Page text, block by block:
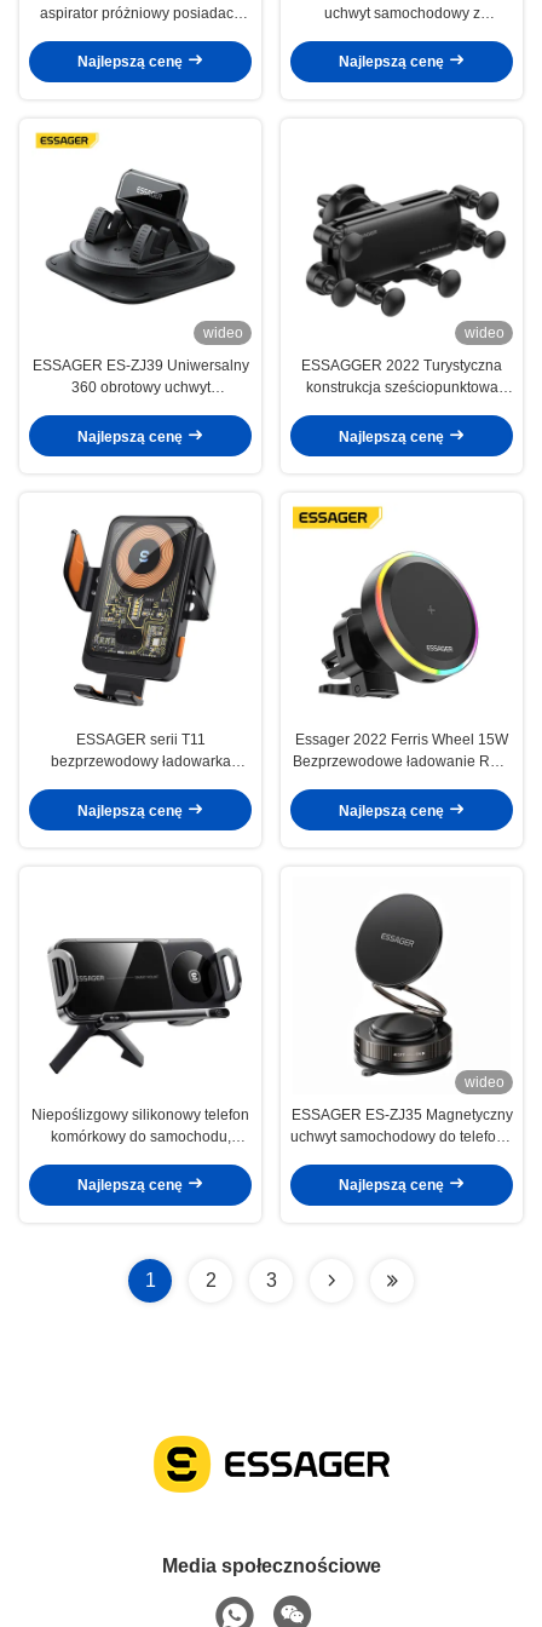
aspirator próżniowy posiadacz
bezprzewodowa ładowarka
Najlepszą cenę
uchwyt samochodowy z
montowany w kratce
wentylacyjnej, obrotowy 360°
Najlepszą cenę
wideo
ESSAGER ES-ZJ39 Uniwersalny
360 obrotowy uchwyt
komórkowego Stand For Center
Console
Najlepszą cenę
wideo
ESSAGGER 2022 Turystyczna
konstrukcja sześciopunktowa
Najlepszą cenę
ESSAGER serii T11
bezprzewodowy ładowarka
bezprzewodowe ładowanie
telefonu stojak 5V / 2A
Najlepszą cenę
Essager 2022 Ferris Wheel 15W
Bezprzewodowe ładowanie RGB
posiadacz ładowarki
samochodowej do samochodu
Najlepszą cenę
Niepoślizgowy silikonowy telefon
komórkowy do samochodu,
Najlepszą cenę
wideo
ESSAGER ES-ZJ35 Magnetyczny
uchwyt samochodowy do telefonu
składany, ze stopu cynku
Najlepszą cenę
1 2 3
Media społecznościowe